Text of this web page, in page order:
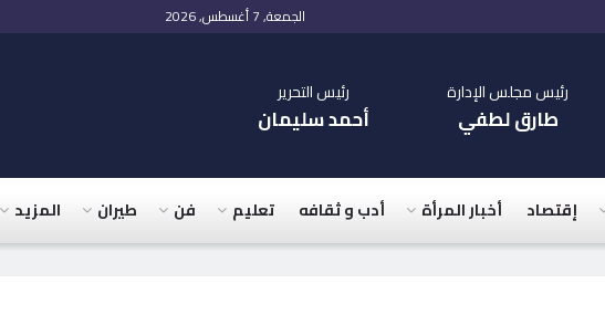
الجمعة, 7 أغسطس, 2026
رئيس مجلس الإدارة
طارق لطفي
رئيس التحرير
أحمد سليمان
إقتصاد أخبار المرأة أدب و ثقافه تعليم فن طيران المزيد